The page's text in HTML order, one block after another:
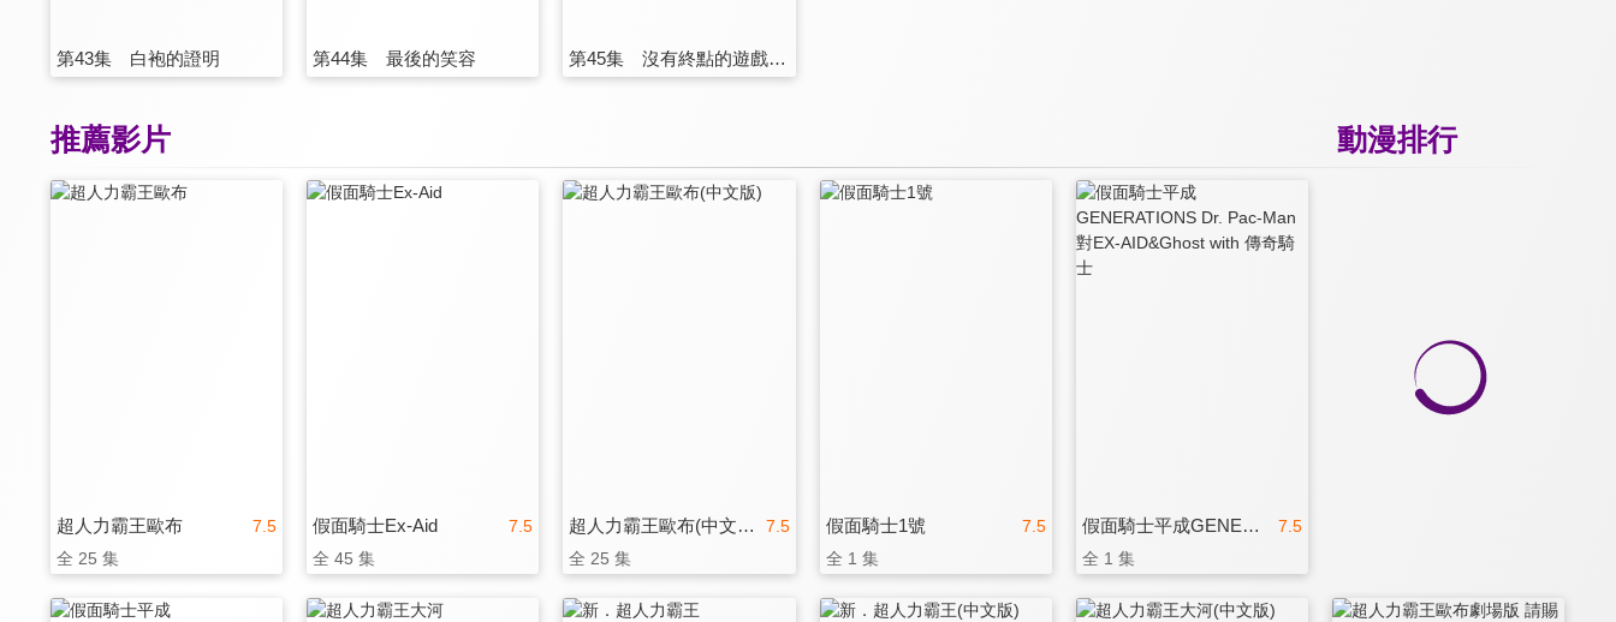
第43集 白袍的證明 第44集 最後的笑容 第45集 沒有終點的遊戲(完)
動漫排行
推薦影片
7.5
超人力霸王歐布
全 25 集
7.5
假面騎士Ex-Aid
全 45 集
7.5
超人力霸王歐布(中文版)
全 25 集
7.5
假面騎士1號
全 1 集
7.5
假面騎士平成GENERATIONS Dr. Pac-Man對EX-AID&Ghost with 傳奇騎士
全 1 集